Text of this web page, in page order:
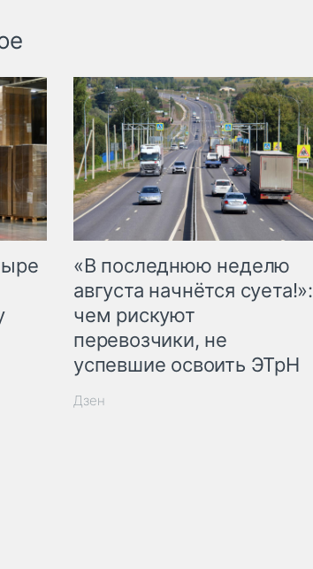
«В последнюю неделю
августа начнётся суета!»:
чем рискуют
перевозчики, не
успевшие освоить ЭТрН
Дзен